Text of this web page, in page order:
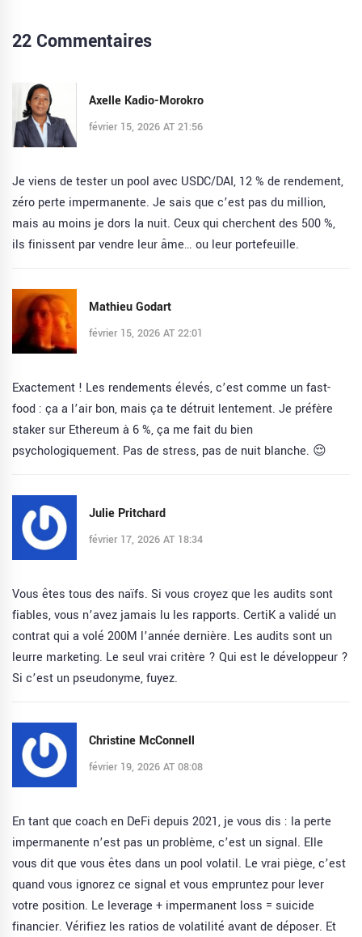
22 Commentaires
Axelle Kadio-Morokro
février 15, 2026 AT 21:56
Je viens de tester un pool avec USDC/DAI, 12 % de rendement,
zéro perte impermanente. Je sais que c’est pas du million,
mais au moins je dors la nuit. Ceux qui cherchent des 500 %,
ils finissent par vendre leur âme… ou leur portefeuille.
Mathieu Godart
février 15, 2026 AT 22:01
Exactement ! Les rendements élevés, c’est comme un fast-
food : ça a l’air bon, mais ça te détruit lentement. Je préfère
staker sur Ethereum à 6 %, ça me fait du bien
psychologiquement. Pas de stress, pas de nuit blanche. 😌
Julie Pritchard
février 17, 2026 AT 18:34
Vous êtes tous des naïfs. Si vous croyez que les audits sont
fiables, vous n’avez jamais lu les rapports. CertiK a validé un
contrat qui a volé 200M l’année dernière. Les audits sont un
leurre marketing. Le seul vrai critère ? Qui est le développeur ?
Si c’est un pseudonyme, fuyez.
Christine McConnell
février 19, 2026 AT 08:08
En tant que coach en DeFi depuis 2021, je vous dis : la perte
impermanente n’est pas un problème, c’est un signal. Elle
vous dit que vous êtes dans un pool volatil. Le vrai piège, c’est
quand vous ignorez ce signal et vous empruntez pour lever
votre position. Le leverage + impermanent loss = suicide
financier. Vérifiez les ratios de volatilité avant de déposer. Et